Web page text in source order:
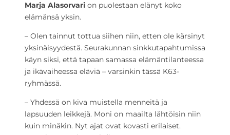
Marja Alasorvari on puolestaan elänyt koko
elämänsä yksin.
– Olen tainnut tottua siihen niin, etten ole kärsinyt
yksinäisyydestä. Seurakunnan sinkkutapahtumissa
käyn siksi, että tapaan samassa elämäntilanteessa
ja ikävaiheessa eläviä – varsinkin tässä K63-
ryhmässä.
– Yhdessä on kiva muistella menneitä ja
lapsuuden leikkejä. Moni on maailta lähtöisin niin
kuin minäkin. Nyt ajat ovat kovasti erilaiset.